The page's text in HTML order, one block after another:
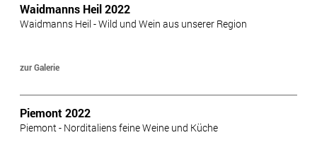
Waidmanns Heil 2022
Waidmanns Heil - Wild und Wein aus unserer Region
zur Galerie
Piemont 2022
Piemont - Norditaliens feine Weine und Küche